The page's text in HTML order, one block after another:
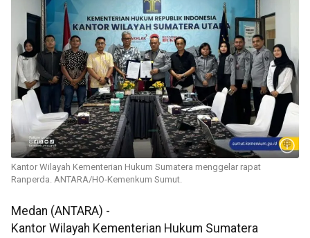
Kantor Wilayah Kementerian Hukum Sumatera menggelar rapat
Ranperda. ANTARA/HO-Kemenkum Sumut.
Medan (ANTARA) -
Kantor Wilayah Kementerian Hukum Sumatera